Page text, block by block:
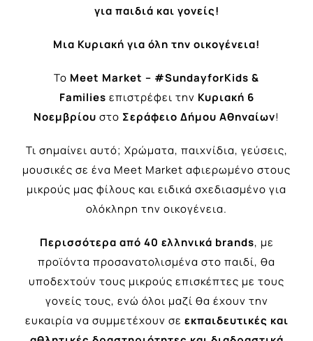
για παιδιά και γονείς!
Μια Κυριακή για όλη την οικογένεια!
Το Meet Market – #SundayforKids &
Families επιστρέφει την Κυριακή 6
Νοεμβρίου στο Σεράφειο Δήμου Αθηναίων!
Τι σημαίνει αυτό; Χρώματα, παιχνίδια, γεύσεις,
μουσικές σε ένα Meet Market αφιερωμένο στους
μικρούς μας φίλους και ειδικά σχεδιασμένο για
ολόκληρη την οικογένεια.
Περισσότερα από 40 ελληνικά brands, με
προϊόντα προσανατολισμένα στο παιδί, θα
υποδεχτούν τους μικρούς επισκέπτες με τους
γονείς τους, ενώ όλοι μαζί θα έχουν την
ευκαιρία να συμμετέχουν σε εκπαιδευτικές και